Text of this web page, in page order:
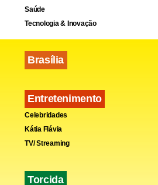
Saúde
Tecnologia & Inovação
Brasília
Entretenimento
Celebridades
Kátia Flávia
TV/ Streaming
Torcida